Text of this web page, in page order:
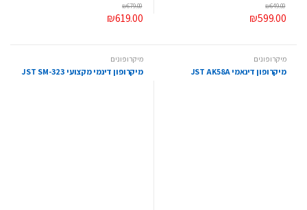
₪599.00
₪649.00
₪619.00
₪679.00
מיקרופונים
מיקרופון דינאמי JST AK58A
מיקרופונים
מיקרופון דינמי מקצועי JST SM-323